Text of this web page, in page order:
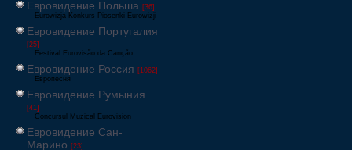
Евровидение Польша [36]
Eurowizja Konkurs Piosenki Eurowizji
Евровидение Португалия
[25]
Festival Eurovisão da Canção
Евровидение Россия [1062]
Европесня
Евровидение Румыния
[41]
Concursul Muzical Eurovision
Евровидение Сан-
Марино [23]